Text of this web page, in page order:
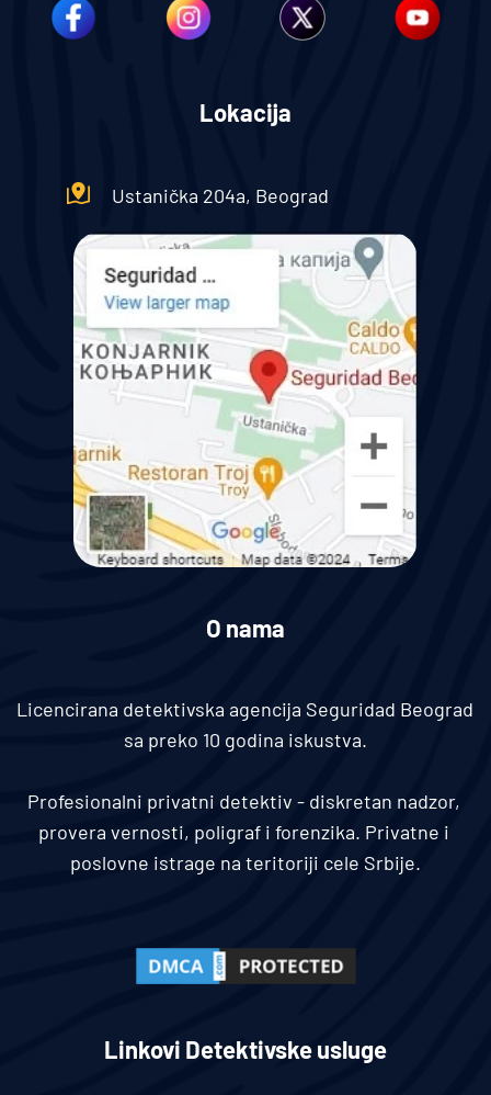
Lokacija
Ustanička 204a, Beograd
O nama
Licencirana detektivska agencija Seguridad Beograd
sa preko 10 godina iskustva.
Profesionalni privatni detektiv - diskretan nadzor,
provera vernosti, poligraf i forenzika. Privatne i
poslovne istrage na teritoriji cele Srbije.
Linkovi Detektivske usluge